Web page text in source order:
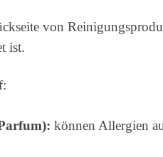
von
ist.
können Allergien